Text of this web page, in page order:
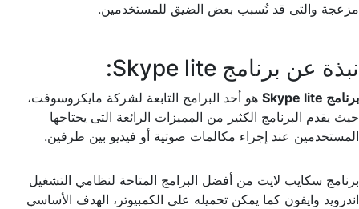
مزعجة والتى قد تُسبب بعض الضيق للمستخدمين.
نبذة عن برنامج Skype lite:
برنامج Skype lite
هو أحد البرامج التابعة لشركة مايكروسوفت،
حيث يقدم البرنامج الكثير من المميزات الرائعة التى يحتاجها
المستخدمين عند إجراء مكالمات صوتية أو فيديو بين طرفين.
برنامج سكايب لايت من أفضل البرامج المتاحة لنظامي التشغيل
اندرويد وايفون كما يمكن تحميله على الكمبيوتر، الهدف الأساسي